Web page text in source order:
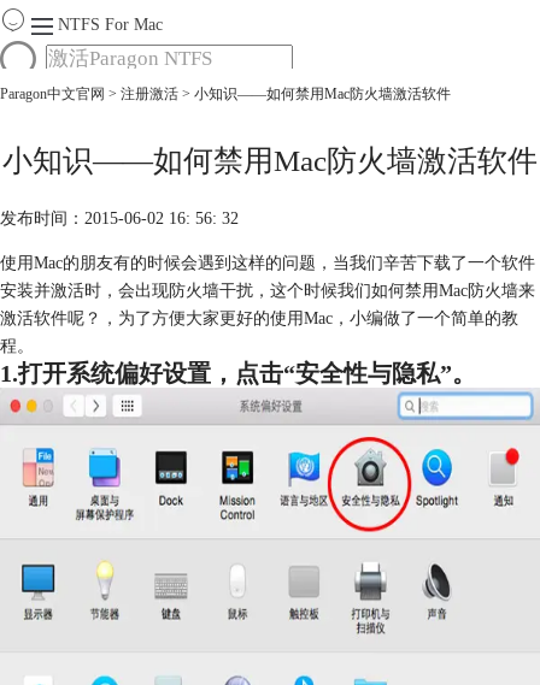
NTFS For Mac
首页
服务
Mac软件大全
购买
Paragon中文官网 > 注册激活 > 小知识——如何禁用Mac防火墙激活软件
小知识——如何禁用Mac防火墙激活软件
发布时间：2015-06-02 16: 56: 32
使用Mac的朋友有的时候会遇到这样的问题，当我们辛苦下载了一个软件
安装并激活时，会出现防火墙干扰，这个时候我们如何禁用Mac防火墙来
激活软件呢？，为了方便大家更好的使用Mac，小编做了一个简单的教
程。
1.打开系统偏好设置，点击“安全性与隐私”。